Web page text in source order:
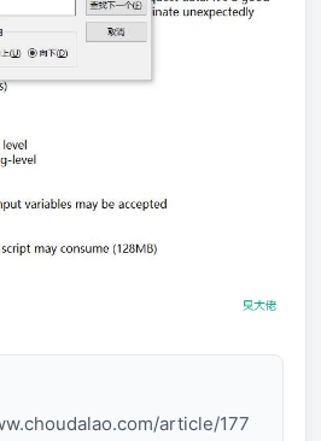
article/177